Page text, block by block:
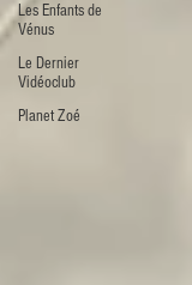
Les Enfants de
Vénus
Le Dernier
Vidéoclub
Planet Zoé